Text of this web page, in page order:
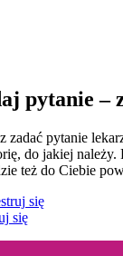
pytanie –
zadać pytanie
do jakiej należy.
też do Ciebie
się
się